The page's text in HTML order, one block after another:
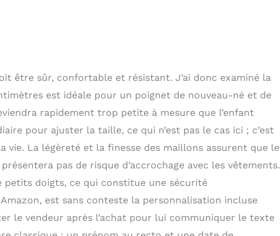
être sûr, confortable et résistant. J’ai donc examiné la
est idéale pour un poignet de nouveau-né et de
rapidement trop petite à mesure que l’enfant
pour ajuster la taille, ce qui n’est pas le cas ici ; c’est
La légèreté et la finesse des maillons assurent que le
pas de risque d’accrochage avec les vêtements.
doigts, ce qui constitue une sécurité
est sans conteste la personnalisation incluse
le vendeur après l’achat pour lui communiquer le texte